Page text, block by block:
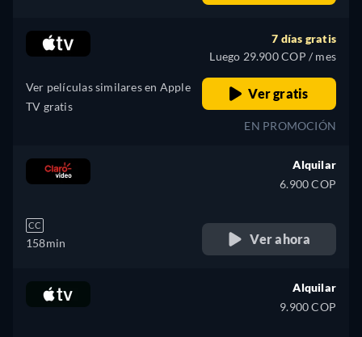
Portugués
Ver películas similares en Apple
TV gratis
7 días gratis
Luego 29.900 COP / mes
Ver gratis
EN PROMOCIÓN
CC
158min
Alquilar
6.900 COP
Ver ahora
Alquilar
9.900 COP